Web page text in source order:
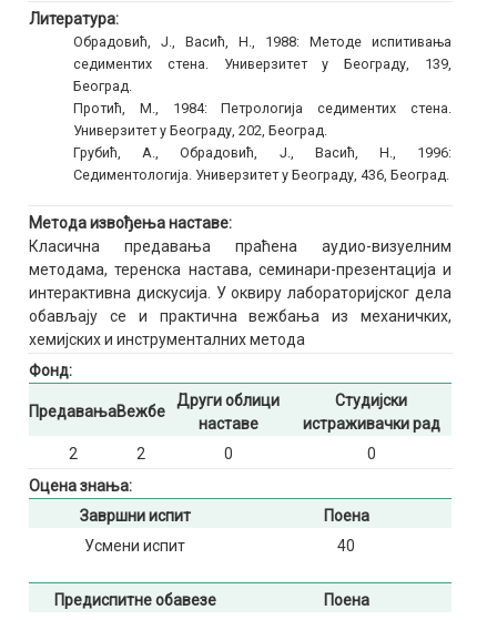
Литература:
Обрадовић, Ј., Васић, Н., 1988: Методе испитивања
седиментих стена. Универзитет у Београду, 139,
Београд.
Протић, М., 1984: Петрологија седиментих стена.
Универзитет у Београду, 202, Београд.
Грубић, А., Обрадовић, Ј., Васић, Н., 1996:
Седиментологија. Универзитет у Београду, 436, Београд.
Метода извођења наставе:
Класична предавања праћена аудио-визуелним
методама, теренска настава, семинари-презентација и
интерактивна дискусија. У оквиру лабораторијског дела
обављају се и практична вежбања из механичких,
хемијских и инструменталних метода
Фонд:
ПредавањаВежбе
Други облици
наставе
Студијски
истраживачки рад
2
2 0
0
Оцена знања:
Завршни испит
Поена
Усмени испит
40
Предиспитне обавезе
Поена